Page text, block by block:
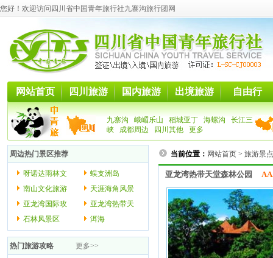
您好！欢迎访问四川省中国青年旅行社九寨沟旅行团网
网站首页 四川旅游 国内旅游 出境旅游 自由行
九寨沟 峨嵋乐山 稻城亚丁 海螺沟
长江三
峡
成都周边 四川其他 更多
周边热门景区推荐
呀诺达雨林文
蜈支洲岛
南山文化旅游
天涯海角风景
亚龙湾国际玫
亚龙湾热带天
石林风景区
洱海
热门旅游攻略 更多>>
当前位置： 网站首页 > 旅游景
亚龙湾热带天堂森林公园